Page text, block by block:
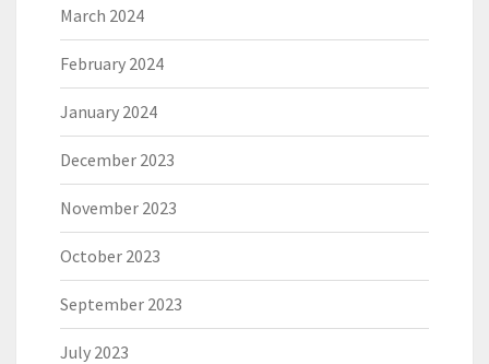
March 2024
February 2024
January 2024
December 2023
November 2023
October 2023
September 2023
July 2023